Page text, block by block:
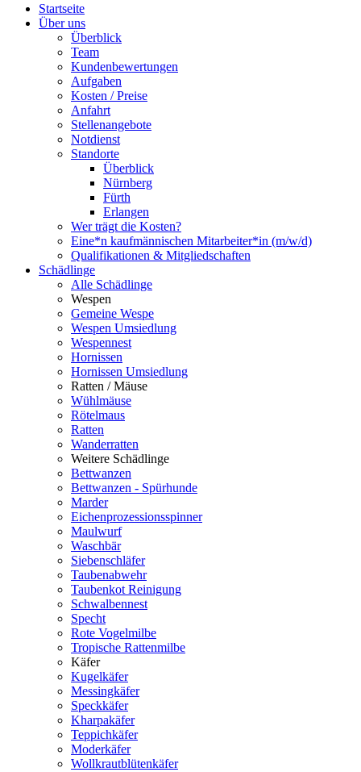
Startseite
Über uns
Überblick
Team
Kundenbewertungen
Aufgaben
Kosten / Preise
Anfahrt
Stellenangebote
Notdienst
Standorte
Überblick
Nürnberg
Fürth
Erlangen
Wer trägt die Kosten?
Eine*n kaufmännischen Mitarbeiter*in (m/w/d)
Qualifikationen & Mitgliedschaften
Schädlinge
Alle Schädlinge
Wespen
Gemeine Wespe
Wespen Umsiedlung
Wespennest
Hornissen
Hornissen Umsiedlung
Ratten / Mäuse
Wühlmäuse
Rötelmaus
Ratten
Wanderratten
Weitere Schädlinge
Bettwanzen
Bettwanzen - Spürhunde
Marder
Eichenprozessionsspinner
Maulwurf
Waschbär
Siebenschläfer
Taubenabwehr
Taubenkot Reinigung
Schwalbennest
Specht
Rote Vogelmilbe
Tropische Rattenmilbe
Käfer
Kugelkäfer
Messingkäfer
Speckkäfer
Kharpakäfer
Teppichkäfer
Moderkäfer
Wollkrautblütenkäfer